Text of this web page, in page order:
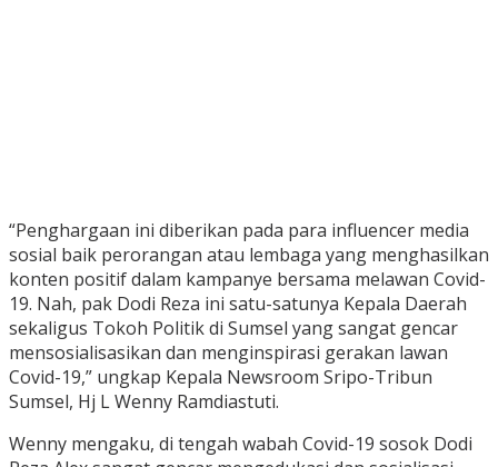
“Penghargaan ini diberikan pada para influencer media
sosial baik perorangan atau lembaga yang menghasilkan
konten positif dalam kampanye bersama melawan Covid-
19. Nah, pak Dodi Reza ini satu-satunya Kepala Daerah
sekaligus Tokoh Politik di Sumsel yang sangat gencar
mensosialisasikan dan menginspirasi gerakan lawan
Covid-19,” ungkap Kepala Newsroom Sripo-Tribun
Sumsel, Hj L Wenny Ramdiastuti.
Wenny mengaku, di tengah wabah Covid-19 sosok Dodi